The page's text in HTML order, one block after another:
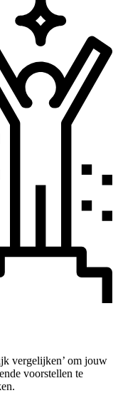
vergelijken’ om jouw
voorstellen te